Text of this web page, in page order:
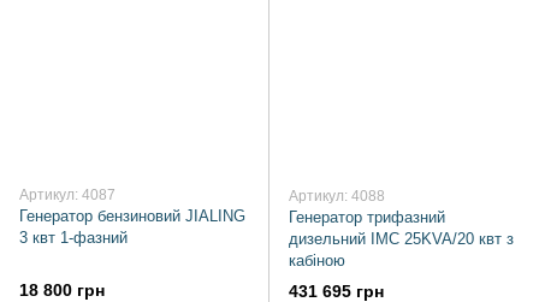
Артикул: 4087
Генератор бензиновий JIALING
3 квт 1-фазний
18 800 грн
Артикул: 4088
Генератор трифазний
дизельний IMC 25KVA/20 квт з
кабіною
431 695 грн